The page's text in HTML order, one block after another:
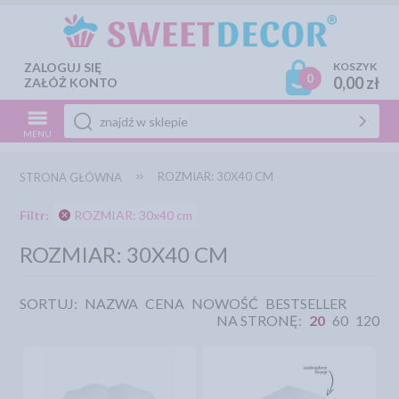
ZALOGUJ SIĘ
ZAŁÓŻ KONTO
0
KOSZYK
0,00 zł
MENU
STRONA GŁÓWNA ROZMIAR: 30X40 CM
Filtr: ROZMIAR: 30x40 cm
ROZMIAR: 30X40 CM
SORTUJ: NAZWA CENA NOWOŚĆ BESTSELLER
NA STRONĘ: 20 60 120